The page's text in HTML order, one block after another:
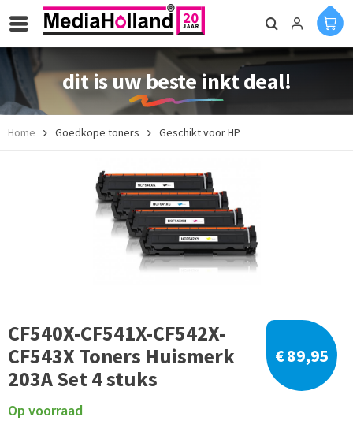
dit is uw beste inkt deal!
Home Goedkope toners Geschikt voor HP
CF540X-CF541X-CF542X-
CF543X Toners Huismerk
203A Set 4 stuks
€ 89,95
Op voorraad